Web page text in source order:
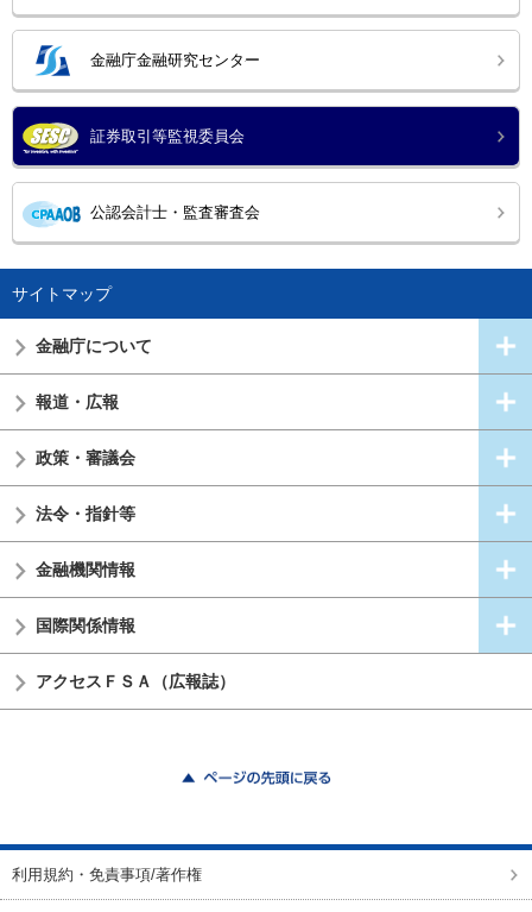
金融庁金融研究センター
証券取引等監視委員会
公認会計士・監査審査会
サイトマップ
金融庁について
報道・広報
政策・審議会
法令・指針等
金融機関情報
国際関係情報
アクセスＦＳＡ（広報誌）
利用規約・免責事項/著作権